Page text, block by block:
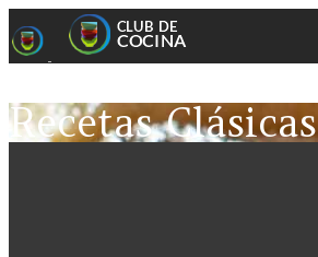
Recetas Clásicas